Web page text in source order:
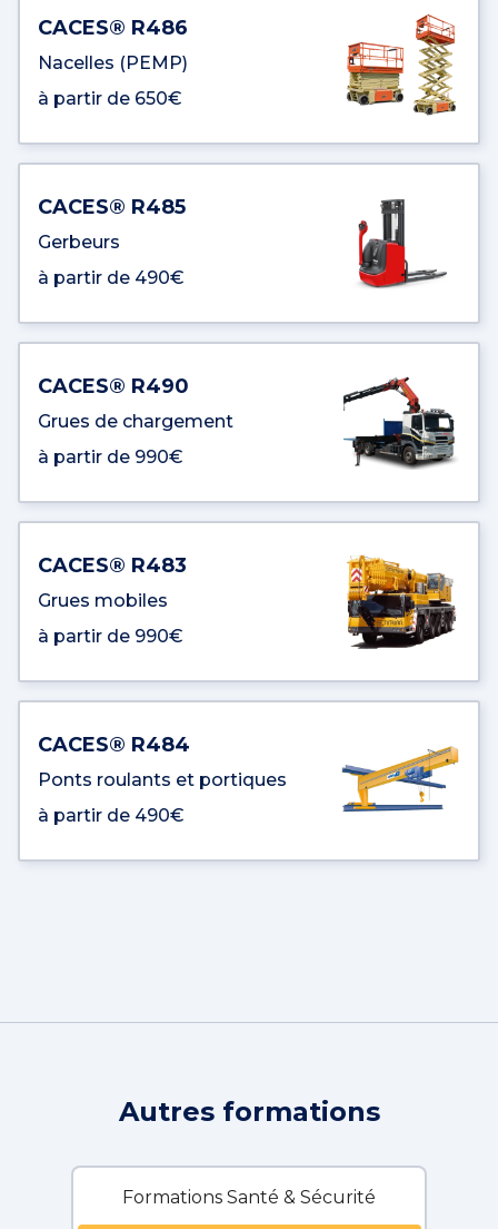
CACES® R486
Nacelles (PEMP)
à partir de 650€
CACES® R485
Gerbeurs
à partir de 490€
CACES® R490
Grues de chargement
à partir de 990€
CACES® R483
Grues mobiles
à partir de 990€
CACES® R484
Ponts roulants et portiques
à partir de 490€
Autres formations
Formations Santé & Sécurité